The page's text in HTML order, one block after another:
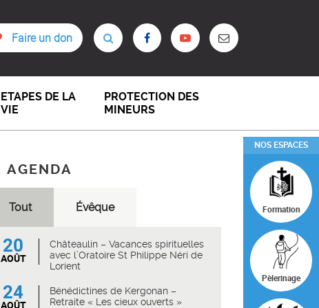
Faire un don
ETAPES DE LA
VIE
PROTECTION DES
MINEURS
NOS ESPACES
Formation
Pèlerinage
AGENDA
Tout Évêque
20
AOÛT
Châteaulin – Vacances spirituelles
avec l’Oratoire St Philippe Néri de
Lorient
24
AOÛT
Bénédictines de Kergonan –
Retraite « Les cieux ouverts »